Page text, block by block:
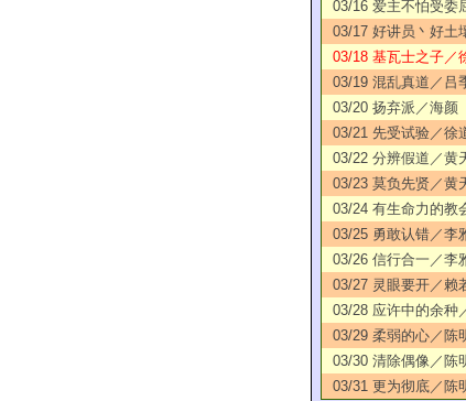
03/16 爱主不怕受委
03/17 好讲员丶好土
03/18 基瓦士之子／
03/19 混乱真道／吕
03/20 扬弃派／海颜
03/21 先受试验／徐
03/22 分辨假道／黄
03/23 莫负先贤／黄
03/24 有生命力的教
03/25 勇敢认错／李
03/26 信行合一／李
03/27 灵眼要开／赖
03/28 应许中的余种
03/29 柔弱的心／陈
03/30 清除偶像／陈
03/31 更为彻底／陈